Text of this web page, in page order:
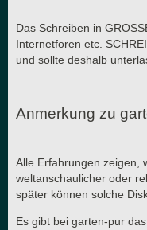
Das Schreiben in
Internetforen etc.
und sollte deshalb
Anmerkung zu
Alle Erfahrungen zeigen,
weltanschaulicher oder
später können solche
Es gibt bei garten-pur